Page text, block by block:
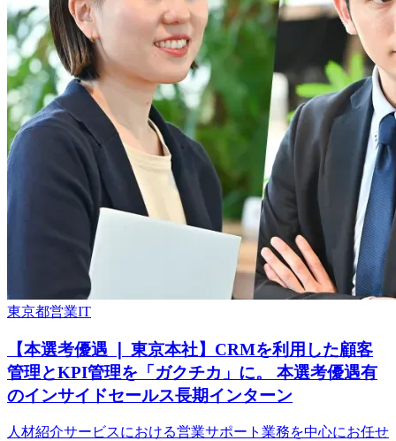
東京都営業IT
【本選考優遇 ❘ 東京本社】CRMを利用した顧客
管理とKPI管理を「ガクチカ」に。 本選考優遇有
のインサイドセールス長期インターン
人材紹介サービスにおける営業サポート業務を中心にお任せ